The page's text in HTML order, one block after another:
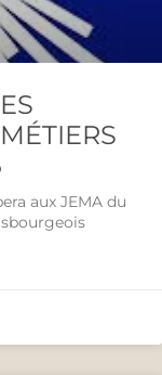
aux JEMA du